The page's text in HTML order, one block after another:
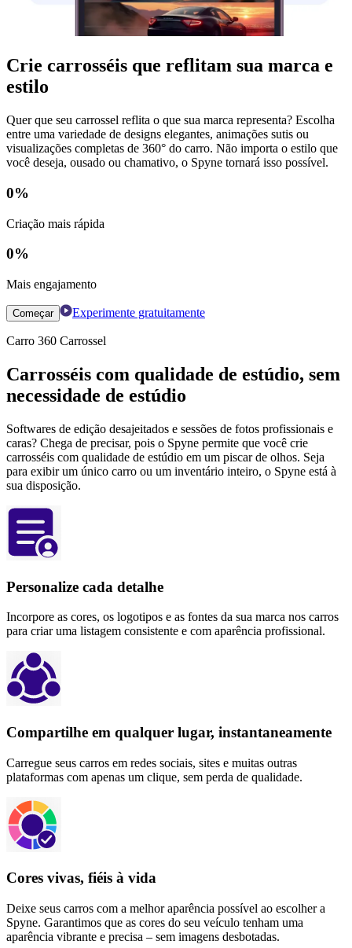
Crie carrosséis que reflitam sua marca e
estilo
Quer que seu carrossel reflita o que sua marca representa? Escolha
entre uma variedade de designs elegantes, animações sutis ou
visualizações completas de 360° do carro. Não importa o estilo que
você deseja, ousado ou chamativo, o Spyne tornará isso possível.
0%
Criação mais rápida
0%
Mais engajamento
Começar Experimente gratuitamente
Carro 360 Carrossel
Carrosséis com qualidade de estúdio, sem
necessidade de estúdio
Softwares de edição desajeitados e sessões de fotos profissionais e
caras? Chega de precisar, pois o Spyne permite que você crie
carrosséis com qualidade de estúdio em um piscar de olhos. Seja
para exibir um único carro ou um inventário inteiro, o Spyne está à
sua disposição.
Personalize cada detalhe
Incorpore as cores, os logotipos e as fontes da sua marca nos carros
para criar uma listagem consistente e com aparência profissional.
Compartilhe em qualquer lugar, instantaneamente
Carregue seus carros em redes sociais, sites e muitas outras
plataformas com apenas um clique, sem perda de qualidade.
Cores vivas, fiéis à vida
Deixe seus carros com a melhor aparência possível ao escolher a
Spyne. Garantimos que as cores do seu veículo tenham uma
aparência vibrante e precisa – sem imagens desbotadas.